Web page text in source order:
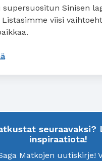
supersuositun Sinisen
Listasimme viisi
: Viisi vaihtoehtoa
seuraavaksi?
inspiraatiota!
Matkojen uutiskirje!